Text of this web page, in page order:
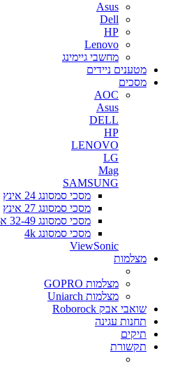
Asus
Dell
HP
Lenovo
מחשבי גיימינג
מטענים ניידים
מסכים
AOC
Asus
DELL
HP
LENOVO
LG
Mag
SAMSUNG
מסכי סמסונג 24 אינץ
מסכי סמסונג 27 אינץ
מסכי סמסונג 32-49 אינץ
מסכי סמסונג 4k
ViewSonic
מצלמות
מצלמות GOPRO
מצלמות Uniarch
שואבי אבק Roborock
תחנות עגינה
תיקים
תקשורת